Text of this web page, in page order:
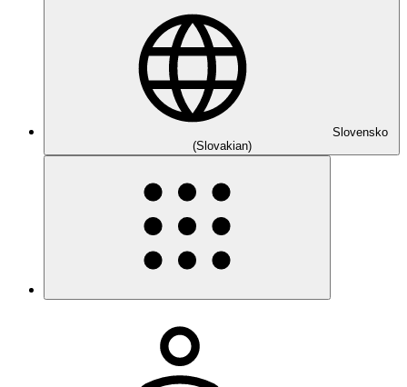
Slovensko
(Slovakian)